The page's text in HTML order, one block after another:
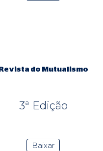
Revista do Mutualismo
3ª Edição
Baixar